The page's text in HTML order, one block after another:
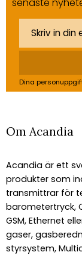
Dina
Om Acandia
Acandia är ett
produkter som
transmittrar för
barometertryck,
GSM, Ethernet
gaser,
styrsystem,